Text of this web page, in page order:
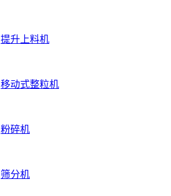
提升上料机
移动式整粒机
粉碎机
筛分机